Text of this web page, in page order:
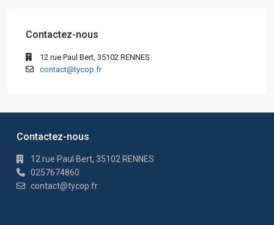
Contactez-nous
12 rue Paul Bert, 35102 RENNES
contact@tycop.fr
Contactez-nous
12 rue Paul Bert, 35102 RENNES
0257674860
contact@tycop.fr